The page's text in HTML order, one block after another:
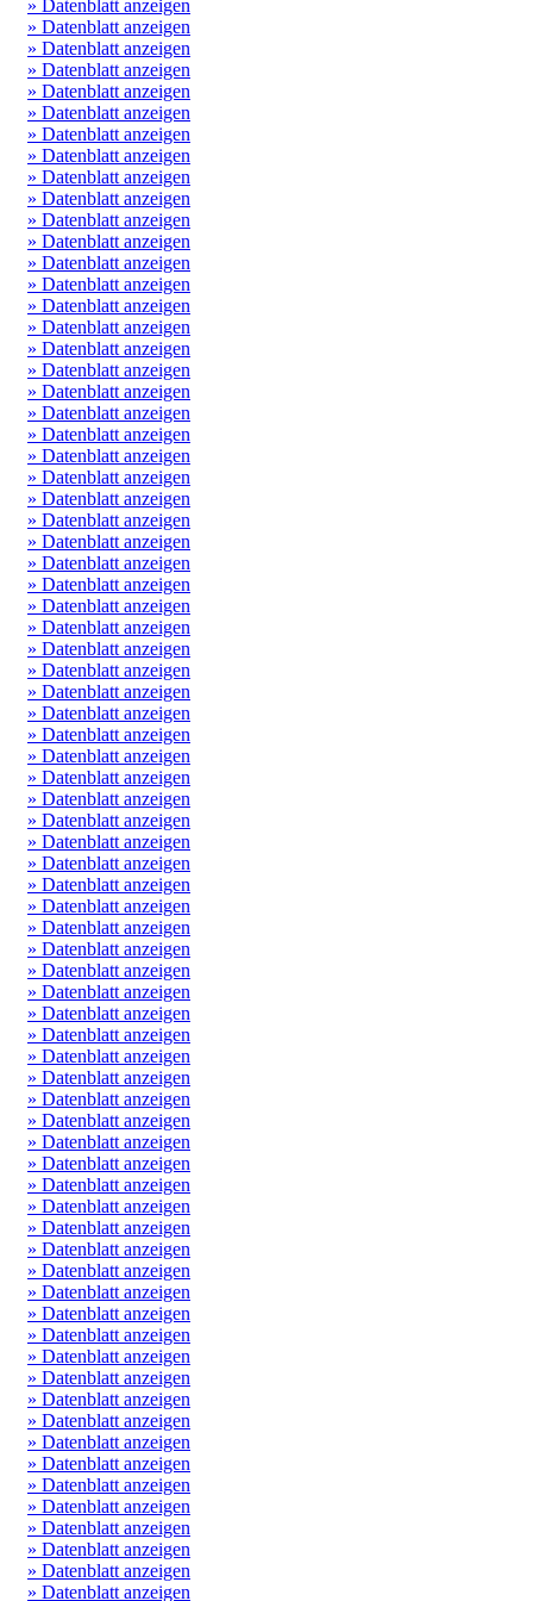
» Datenblatt anzeigen
» Datenblatt anzeigen
» Datenblatt anzeigen
» Datenblatt anzeigen
» Datenblatt anzeigen
» Datenblatt anzeigen
» Datenblatt anzeigen
» Datenblatt anzeigen
» Datenblatt anzeigen
» Datenblatt anzeigen
» Datenblatt anzeigen
» Datenblatt anzeigen
» Datenblatt anzeigen
» Datenblatt anzeigen
» Datenblatt anzeigen
» Datenblatt anzeigen
» Datenblatt anzeigen
» Datenblatt anzeigen
» Datenblatt anzeigen
» Datenblatt anzeigen
» Datenblatt anzeigen
» Datenblatt anzeigen
» Datenblatt anzeigen
» Datenblatt anzeigen
» Datenblatt anzeigen
» Datenblatt anzeigen
» Datenblatt anzeigen
» Datenblatt anzeigen
» Datenblatt anzeigen
» Datenblatt anzeigen
» Datenblatt anzeigen
» Datenblatt anzeigen
» Datenblatt anzeigen
» Datenblatt anzeigen
» Datenblatt anzeigen
» Datenblatt anzeigen
» Datenblatt anzeigen
» Datenblatt anzeigen
» Datenblatt anzeigen
» Datenblatt anzeigen
» Datenblatt anzeigen
» Datenblatt anzeigen
» Datenblatt anzeigen
» Datenblatt anzeigen
» Datenblatt anzeigen
» Datenblatt anzeigen
» Datenblatt anzeigen
» Datenblatt anzeigen
» Datenblatt anzeigen
» Datenblatt anzeigen
» Datenblatt anzeigen
» Datenblatt anzeigen
» Datenblatt anzeigen
» Datenblatt anzeigen
» Datenblatt anzeigen
» Datenblatt anzeigen
» Datenblatt anzeigen
» Datenblatt anzeigen
» Datenblatt anzeigen
» Datenblatt anzeigen
» Datenblatt anzeigen
» Datenblatt anzeigen
» Datenblatt anzeigen
» Datenblatt anzeigen
» Datenblatt anzeigen
» Datenblatt anzeigen
» Datenblatt anzeigen
» Datenblatt anzeigen
» Datenblatt anzeigen
» Datenblatt anzeigen
» Datenblatt anzeigen
» Datenblatt anzeigen
» Datenblatt anzeigen
» Datenblatt anzeigen
» Datenblatt anzeigen